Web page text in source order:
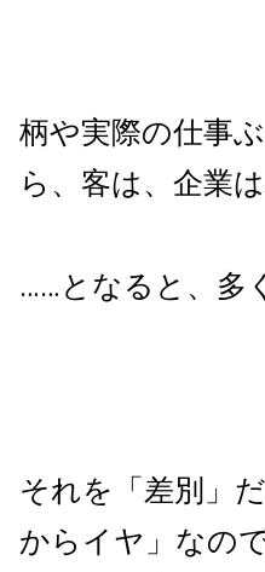
柄や実際の仕事
ら、客は、企業
……となると、多
それを「差別」
からイヤ」なの